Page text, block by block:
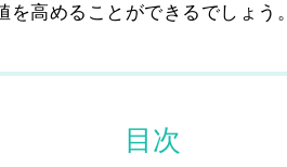
高めることができるでしょう。
目次